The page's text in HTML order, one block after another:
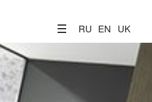
RU EN UK